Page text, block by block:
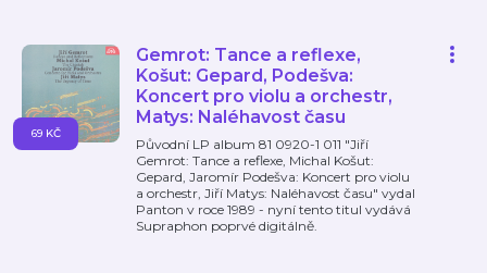
Gemrot: Tance a reflexe,
Košut: Gepard, Podešva:
Koncert pro violu a orchestr,
Matys: Naléhavost času
Původní LP album 81 0920-1 011 "Jiří
Gemrot: Tance a reflexe, Michal Košut:
Gepard, Jaromír Podešva: Koncert pro violu
a orchestr, Jiří Matys: Naléhavost času" vydal
Panton v roce 1989 - nyní tento titul vydává
Supraphon poprvé digitálně.
69 KČ